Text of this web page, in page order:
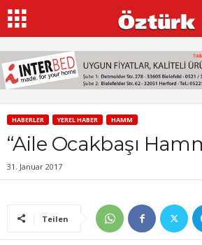
HABERLER YEREL HABER HAMM
“Aile Ocakbaşı
31. Januar 2017
Teilen